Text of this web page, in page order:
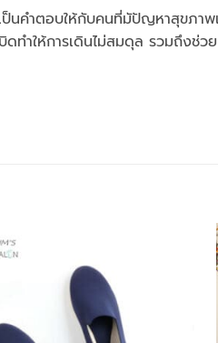
คำตอบให้กับคนที่มัปัญหาสุขภาพเ
ำให้การเดินไม่สมดุล รวมถึงช่ว